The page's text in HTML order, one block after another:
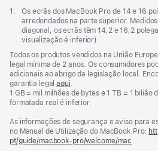
Nota
rodapé
1.
Os ecrãs dos MacBook Pro de 14 e 16
arredondados na parte superior.
diagonal, os ecrãs têm 14,2 e 16,2
visualização é inferior).
Todos os produtos vendidos na União
legal mínima de 2 anos. Os consumidores
adicionais ao abrigo da legislação local.
garantia legalaqui.
1 GB = mil milhões de bytes e 1 TB = 1 bilião
formatada real é inferior.
As informações de segurança e aviso para
no Manual de Utilização do MacBook Pro:
pt/guide/macbook-pro/welcome/mac